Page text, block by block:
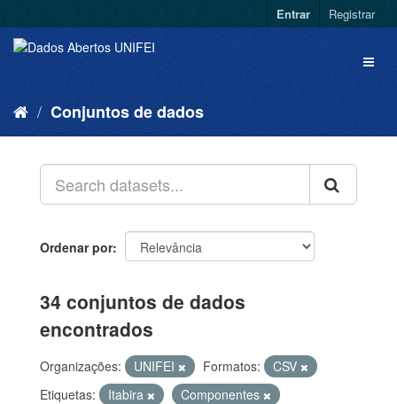
Entrar Registrar
Conjuntos de dados
Ordenar por
34 conjuntos de dados
encontrados
Organizações: UNIFEI Formatos:
CSV
Etiquetas:
Itabira
Componentes